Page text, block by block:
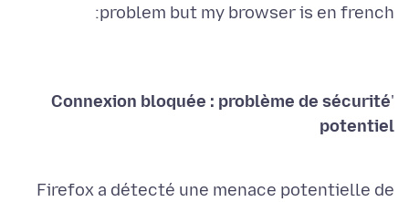
problem but my browser is en french:
'
Connexion bloquée : problème de sécurité
potentiel
Firefox a détecté une menace potentielle de